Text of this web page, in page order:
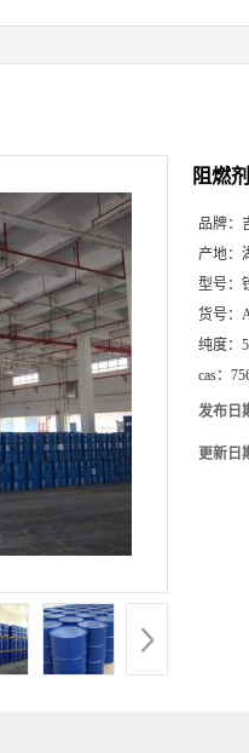
阻燃
品牌：
产地：
型号：
货号：
纯度：
cas：
发布日
更新日